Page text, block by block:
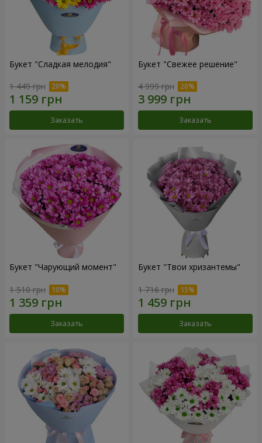
Букет "Сладкая мелодия"
1 449 грн
Заказать
Букет "Свежее решение"
4 999 грн
Заказать
Букет "Чарующий момент"
1 510 грн
Заказать
Букет "Твои хризантемы"
1 716 грн
Заказать